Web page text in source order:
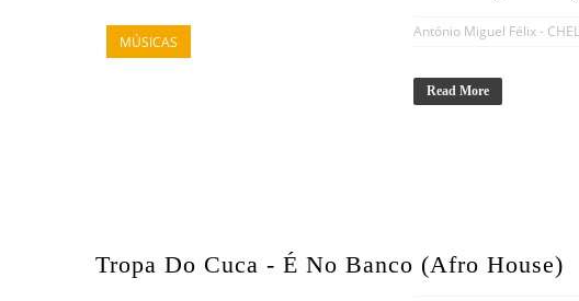
MÚSICAS
António Miguel Félix -
Read More
Tropa Do Cuca - É No Banco (Afro House)